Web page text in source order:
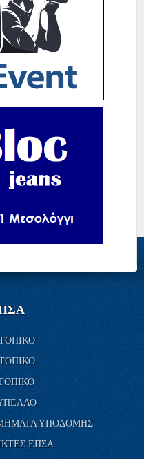
ΥΠΟΔΟΜΗΣ
ΕΠΣΑ